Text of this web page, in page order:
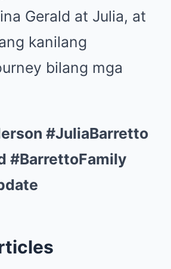
Gerald at Julia, at
kanilang
bilang mga
#JuliaBarretto
#BarrettoFamily